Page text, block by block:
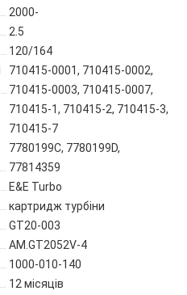
2000-
2.5
120/164
710415-0001, 710415-0002,
710415-0003, 710415-0007,
710415-1, 710415-2, 710415-3,
710415-7
7780199C, 7780199D,
77814359
E&E Turbo
картридж турбіни
GT20-003
AM.GT2052V-4
1000-010-140
12 місяців